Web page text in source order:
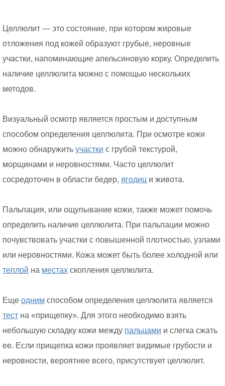
Целлюлит — это состояние, при котором жировые
отложения под кожей образуют грубые, неровные
участки, напоминающие апельсиновую корку. Определить
наличие целлюлита можно с помощью нескольких
методов.
Визуальный осмотр является простым и доступным
способом определения целлюлита. При осмотре кожи
можно обнаружить участки с грубой текстурой,
морщинами и неровностями. Часто целлюлит
сосредоточен в области бедер, ягодиц и живота.
Пальпация, или ощупывание кожи, также может помочь
определить наличие целлюлита. При пальпации можно
почувствовать участки с повышенной плотностью, узлами
или неровностями. Кожа может быть более холодной или
теплой на местах скопления целлюлита.
Еще одним способом определения целлюлита является
тест на «прищепку». Для этого необходимо взять
небольшую складку кожи между пальцами и слегка сжать
ее. Если прищепка кожи проявляет видимые грубости и
неровности, вероятнее всего, присутствует целлюлит.